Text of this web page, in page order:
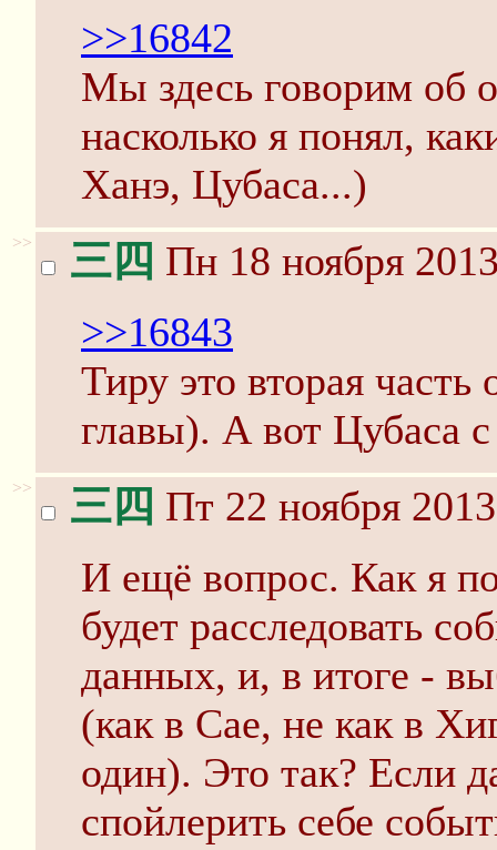
>>16842
Мы здесь говорим об
насколько я понял,
Ханэ, Цубаса...)
>> 三四 Пн 18 ноября
>>16843
Тиру это вторая
главы). А вот Цубаса
>> 三四 Пт 22 ноября
И ещё вопрос. Как я
будет расследовать
данных, и, в итоге -
(как в Сае, не как в
один). Это так? Если
спойлерить себе